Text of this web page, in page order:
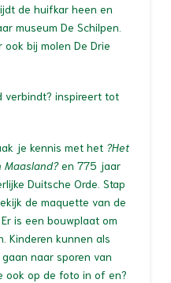
de huifkar heen en
museum De Schilpen.
bij molen De Drie
verbindt? inspireert tot
je kennis met het ?Het
en 775 jaar
Duitsche Orde. Stap
de maquette van de
is een bouwplaat om
Kinderen kunnen als
naar sporen van
ook op de foto in of en?